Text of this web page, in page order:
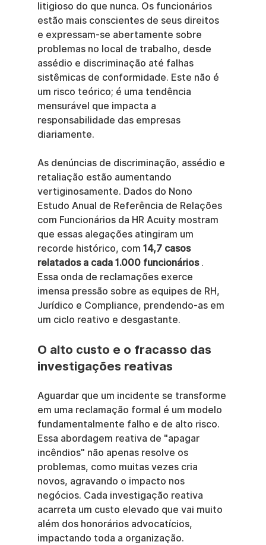
litigioso do que nunca. Os funcionários
estão mais conscientes de seus direitos
e expressam-se abertamente sobre
problemas no local de trabalho, desde
assédio e discriminação até falhas
sistêmicas de conformidade. Este não é
um risco teórico; é uma tendência
mensurável que impacta a
responsabilidade das empresas
diariamente.
As denúncias de discriminação, assédio e
retaliação estão aumentando
vertiginosamente. Dados do Nono
Estudo Anual de Referência de Relações
com Funcionários da HR Acuity mostram
que essas alegações atingiram um
recorde histórico, com 14,7 casos
relatados a cada 1.000 funcionários .
Essa onda de reclamações exerce
imensa pressão sobre as equipes de RH,
Jurídico e Compliance, prendendo-as em
um ciclo reativo e desgastante.
O alto custo e o fracasso das
investigações reativas
Aguardar que um incidente se transforme
em uma reclamação formal é um modelo
fundamentalmente falho e de alto risco.
Essa abordagem reativa de "apagar
incêndios" não apenas resolve os
problemas, como muitas vezes cria
novos, agravando o impacto nos
negócios. Cada investigação reativa
acarreta um custo elevado que vai muito
além dos honorários advocatícios,
impactando toda a organização.